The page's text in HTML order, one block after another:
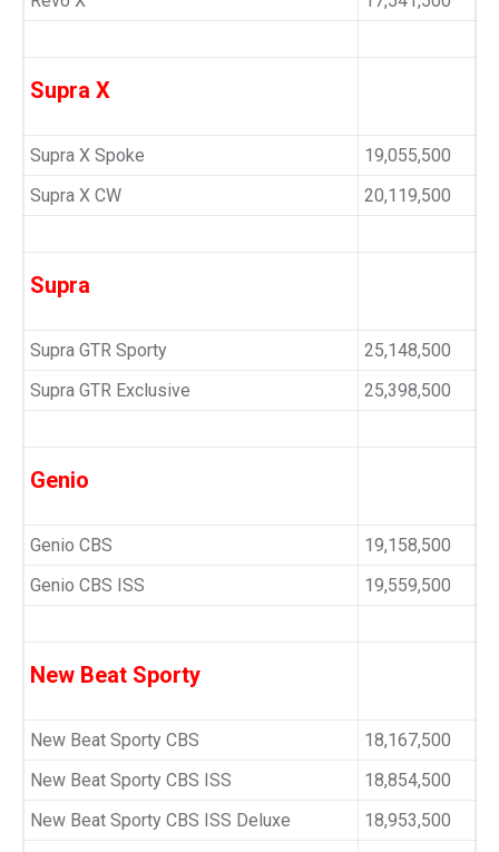
Supra X
Supra X Spoke
19,055,500
Supra X CW
20,119,500
Supra
Supra GTR Sporty
25,148,500
Supra GTR Exclusive
25,398,500
Genio
Genio CBS
19,158,500
Genio CBS ISS
19,559,500
New Beat Sporty
New Beat Sporty CBS
18,167,500
New Beat Sporty CBS ISS
18,854,500
New Beat Sporty CBS ISS Deluxe
18,953,500